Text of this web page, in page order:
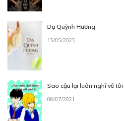
Dạ Quỳnh Hương
15/05/2023
Sao cậu lại luôn nghĩ về tôi
08/07/2021